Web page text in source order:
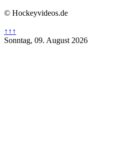
© Hockeyvideos.de
↑↑↑
Sonntag, 09. August 2026